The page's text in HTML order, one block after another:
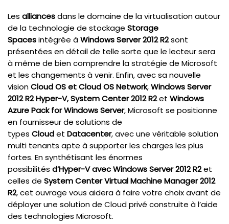
Les alliancesdans le domaine de la virtualisation autour
de la technologie de stockage Storage
Spacesintégrée àWindows Server 2012 R2sont
présentées en détail de telle sorte que le lecteur sera
à même de bien comprendre la stratégie de Microsoft
et les changements à venir. Enfin, avec sa nouvelle
visionCloud OS et Cloud OS Network,Windows Server
2012 R2 Hyper-V, System Center 2012R2et Windows
Azure Pack for Windows Server, Microsoft se positionne
en fournisseur de solutions de
types Cloudet Datacenter, avec une véritable solution
multi tenants apte à supporter les charges les plus
fortes. En synthétisant les énormes
possibilités d’Hyper-V avec Windows Server 2012R2et
celles de System Center Virtual Machine Manager 2012
R2, cet ouvrage vous aidera à faire votre choix avant de
déployer une solution de Cloud privé construite à l’aide
des technologies Microsoft.